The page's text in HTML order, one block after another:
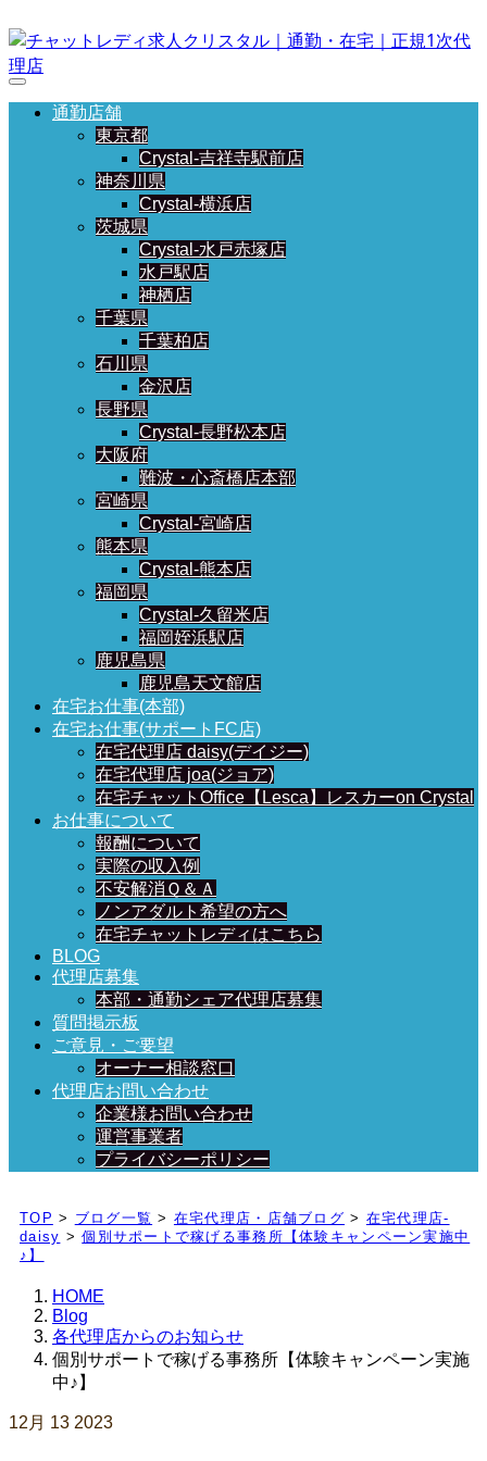
通勤店舗
東京都
Crystal-吉祥寺駅前店
神奈川県
Crystal-横浜店
茨城県
Crystal-水戸赤塚店
水戸駅店
神栖店
千葉県
千葉柏店
石川県
金沢店
長野県
Crystal-長野松本店
大阪府
難波・心斎橋店本部
宮崎県
Crystal-宮崎店
熊本県
Crystal-熊本店
福岡県
Crystal-久留米店
福岡姪浜駅店
鹿児島県
鹿児島天文館店
在宅お仕事(本部)
在宅お仕事(サポートFC店)
在宅代理店 daisy(デイジー)
在宅代理店 joa(ジョア)
在宅チャットOffice【Lesca】レスカーon Crystal
お仕事について
報酬について
実際の収入例
不安解消Ｑ＆Ａ
ノンアダルト希望の方へ
在宅チャットレディはこちら
BLOG
代理店募集
本部・通勤シェア代理店募集
質問掲示板
ご意見・ご要望
オーナー相談窓口
代理店お問い合わせ
企業様お問い合わせ
運営事業者
プライバシーポリシー
日々、ブログを更新中！
TOP > ブログ一覧 > 在宅代理店・店舗ブログ > 在宅代理店-
daisy >個別サポートで稼げる事務所【体験キャンペーン実施中
♪】
HOME
Blog
各代理店からのお知らせ
個別サポートで稼げる事務所【体験キャンペーン実施
中♪】
12月 13 2023